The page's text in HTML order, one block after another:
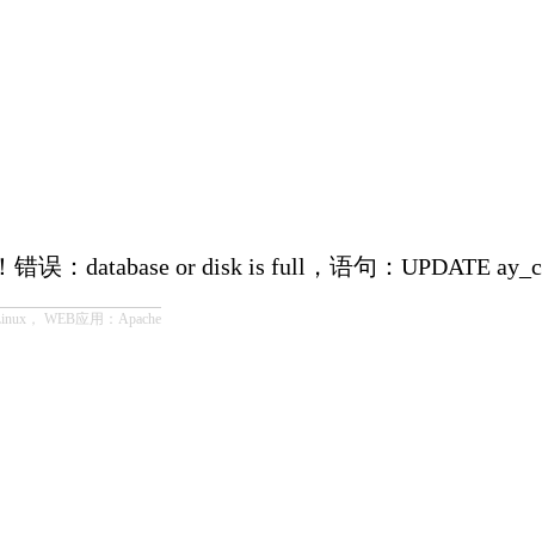
误：database or disk is full，语句：UPDATE
， WEB应用：Apache